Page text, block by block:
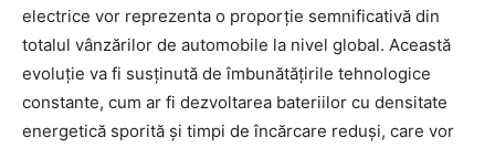
electrice vor reprezenta o proporție semnificativă din
totalul vânzărilor de automobile la nivel global. Această
evoluție va fi susținută de îmbunătățirile tehnologice
constante, cum ar fi dezvoltarea bateriilor cu densitate
energetică sporită și timpi de încărcare reduși, care vor